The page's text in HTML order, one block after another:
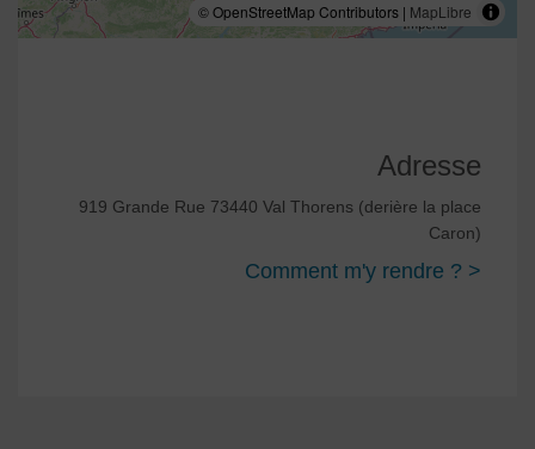
© OpenStreetMap Contributors | MapLibre
Adresse
919 Grande Rue 73440 Val Thorens (derière la place
Caron)
Comment m'y rendre ? >